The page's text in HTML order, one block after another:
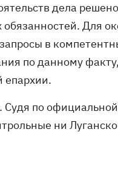
дела
Для
в
по данному
епархии.
Судя по
ни